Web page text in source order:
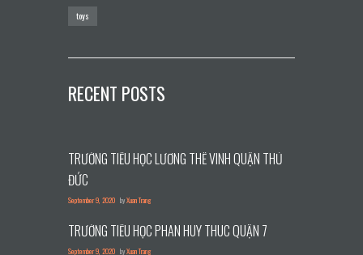
toys
RECENT POSTS
TRƯỜNG TIỂU HỌC LƯƠNG THẾ VINH QUẬN THỦ
ĐỨC
September 9, 2020 byXuan Trang
TRƯỜNG TIỂU HỌC PHAN HUY THÚC QUẬN 7
September 9, 2020 byXuan Trang